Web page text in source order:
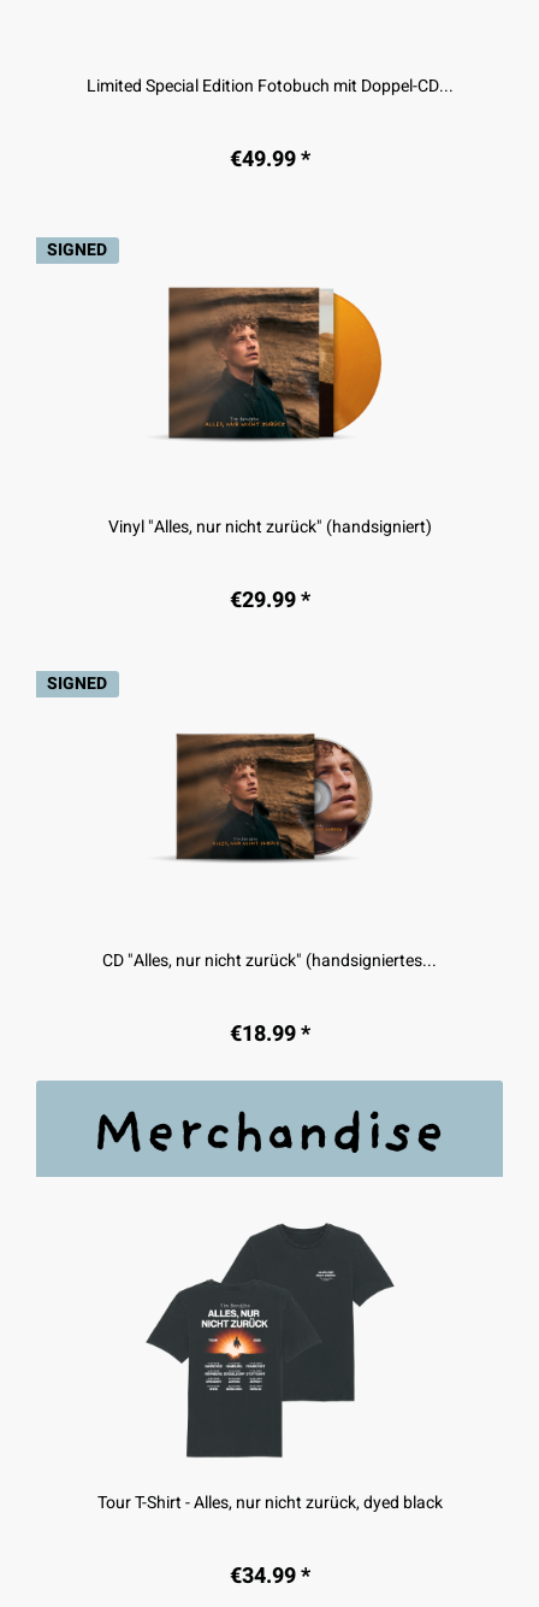
Limited Special Edition Fotobuch mit Doppel-CD...
€49.99 *
SIGNED
Vinyl "Alles, nur nicht zurück" (handsigniert)
€29.99 *
SIGNED
CD "Alles, nur nicht zurück" (handsigniertes...
€18.99 *
Tour T-Shirt - Alles, nur nicht zurück, dyed black
€34.99 *